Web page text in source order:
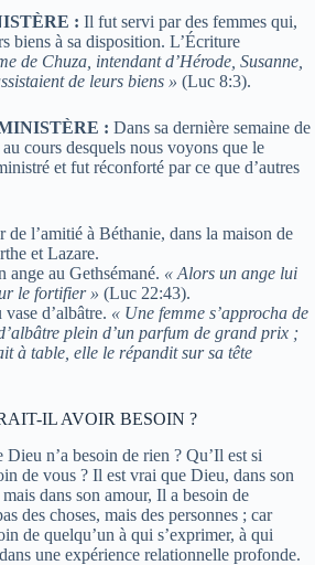
: Il fut servi par des femmes qui,
biens à sa disposition. L’Écriture
de Chuza, intendant d’Hérode, Susanne,
de leurs biens » (Luc 8:3).
: Dans sa dernière semaine de
cours desquels nous voyons que le
et fut réconforté par ce que d’autres
de l’amitié à Béthanie, dans la maison de
et Lazare.
ange au Gethsémané. « Alors un ange lui
le fortifier » (Luc 22:43).
d’albâtre. « Une femme s’approcha de
plein d’un parfum de grand prix ;
à table, elle le répandit sur sa tête
IL AVOIR BESOIN ?
n’a besoin de rien ? Qu’Il est si
de vous ? Il est vrai que Dieu, dans son
dans son amour, Il a besoin de
des choses, mais des personnes ; car
de quelqu’un à qui s’exprimer, à qui
une expérience relationnelle profonde.